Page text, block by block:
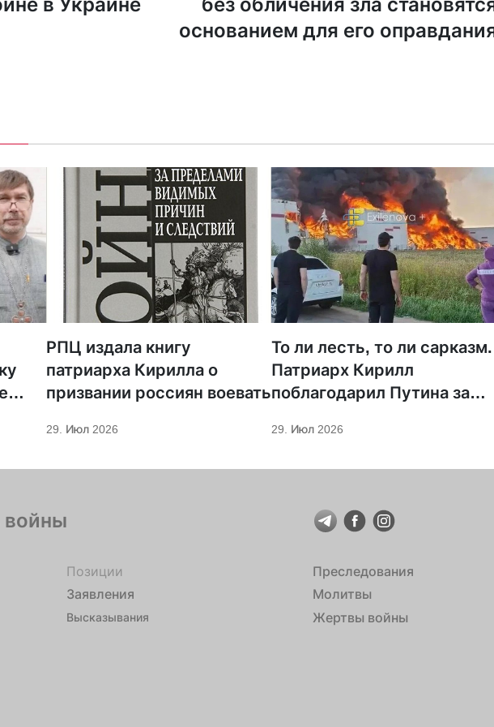
основанием для его
РПЦ издала книгу
патриарха Кирилла о
призвании россиян воевать
29. Июл 2026
То ли лесть, то ли сарказм.
Патриарх Кирилл
поблагодарил Путина за
экономическое развитие
29. Июл 2026
войны
Позиции
Заявления
Высказывания
Преследования
Молитвы
Жертвы войны